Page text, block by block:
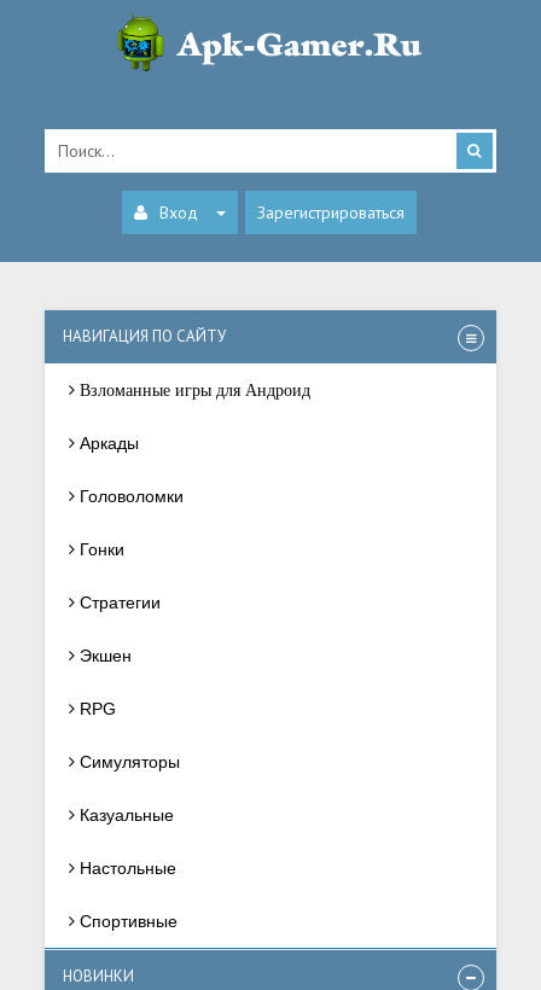
Вход Зарегистрироваться
НАВИГАЦИЯ ПО САЙТУ
Взломанные игры для Андроид
Аркады
Головоломки
Гонки
Стратегии
Экшен
RPG
Симуляторы
Казуальные
Настольные
Спортивные
НОВИНКИ